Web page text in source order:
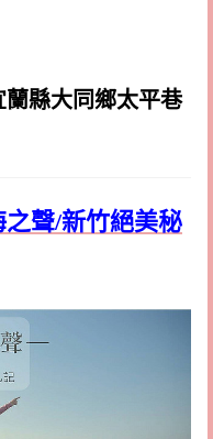
縣大同鄉太平巷
之聲/新竹絕美秘